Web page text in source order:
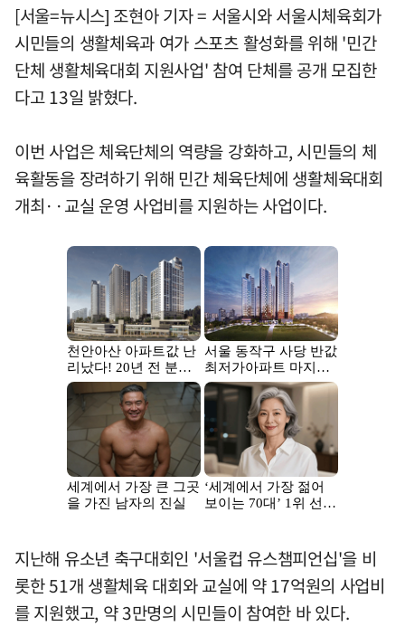
[서울=뉴시스] 조현아 기자 = 서울시와 서울시체육회가
시민들의 생활체육과 여가 스포츠 활성화를 위해 '민간
단체 생활체육대회 지원사업' 참여 단체를 공개 모집한
다고 13일 밝혔다.
이번 사업은 체육단체의 역량을 강화하고, 시민들의 체
육활동을 장려하기 위해 민간 체육단체에 생활체육대회
개최··교실 운영 사업비를 지원하는 사업이다.
지난해 유소년 축구대회인 '서울컵 유스챔피언십'을 비
롯한 51개 생활체육 대회와 교실에 약 17억원의 사업비
를 지원했고, 약 3만명의 시민들이 참여한 바 있다.